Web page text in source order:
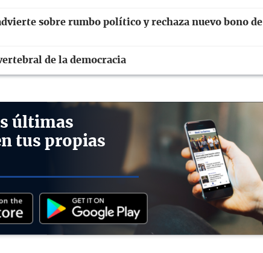
sobre rumbo político y rechaza nuevo bono de
de la democracia
últimas
tus propias